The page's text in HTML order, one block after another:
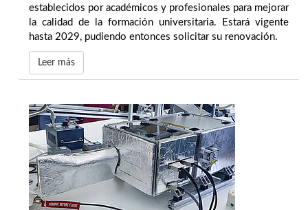
establecidos por académicos y profesionales para mejorar
la calidad de la formación universitaria. Estará vigente
hasta 2029, pudiendo entonces solicitar su renovación.
Leer más